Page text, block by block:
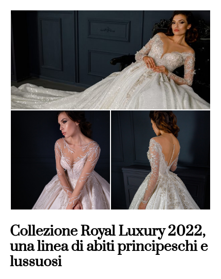
Collezione Royal Luxury 2022,
una linea di abiti principeschi e
lussuosi